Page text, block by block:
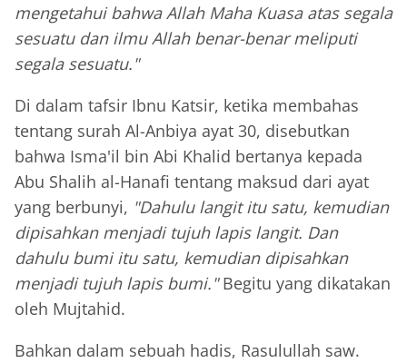
mengetahui bahwa Allah Maha Kuasa atas segala
sesuatu dan ilmu Allah benar-benar meliputi
segala sesuatu."
Di dalam tafsir Ibnu Katsir, ketika membahas
tentang surah Al-Anbiya ayat 30, disebutkan
bahwa Isma'il bin Abi Khalid bertanya kepada
Abu Shalih al-Hanafi tentang maksud dari ayat
yang berbunyi, "Dahulu langit itu satu, kemudian
dipisahkan menjadi tujuh lapis langit. Dan
dahulu bumi itu satu, kemudian dipisahkan
menjadi tujuh lapis bumi."Begitu yang dikatakan
oleh Mujtahid.
Bahkan dalam sebuah hadis, Rasulullah saw.